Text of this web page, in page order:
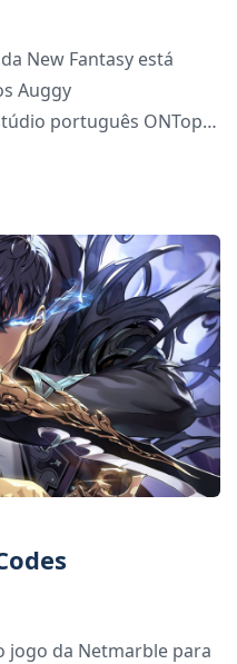
New Fantasy está
Auggy
português ONTop,
qualquer espaço à
jogo da Netmarble para